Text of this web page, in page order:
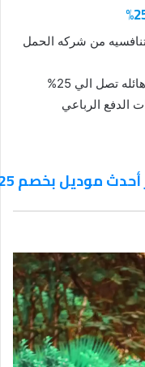
من شركه الحمل
تصل الي 25%
الدفع الرباعي
موديل بخصم 25%